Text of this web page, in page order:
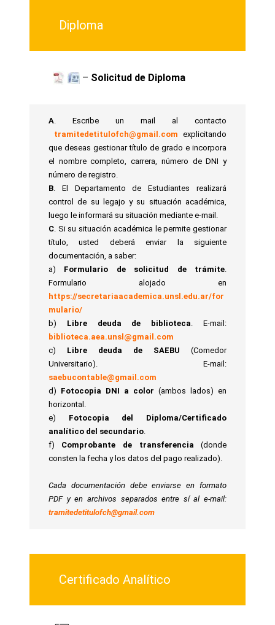
Diploma
– Solicitud de Diploma
A. Escribe un mail al contacto
tramitedetitulofch@gmail.com explicitando
que deseas gestionar título de grado e incorpora
el nombre completo, carrera, número de DNI y
número de registro.
B. El Departamento de Estudiantes realizará
control de su legajo y su situación académica,
luego le informará su situación mediante e-mail.
C. Si su situación académica le permite gestionar
título, usted deberá enviar la siguiente
documentación, a saber:
a) Formulario de solicitud de trámite
Formulario alojado en
https://secretariaacademica.unsl.edu.ar/for
mulario/
b) Libre deuda de biblioteca . E-mail:
biblioteca.aea.unsl@gmail.com
c) Libre deuda de SAEBU (Comedor
Universitario). E-mail:
saebucontable@gmail.com
d) Fotocopia DNI a color (ambos lados) en
horizontal.
e) Fotocopia del Diploma/Certificado
analítico del secundario.
f) Comprobante de transferencia (donde
consten la fecha y los datos del pago realizado).
Cada documentación debe enviarse en formato
PDF y en archivos separados entre sí al e-mail:
tramitedetitulofch@gmail.com
Certificado Analítico